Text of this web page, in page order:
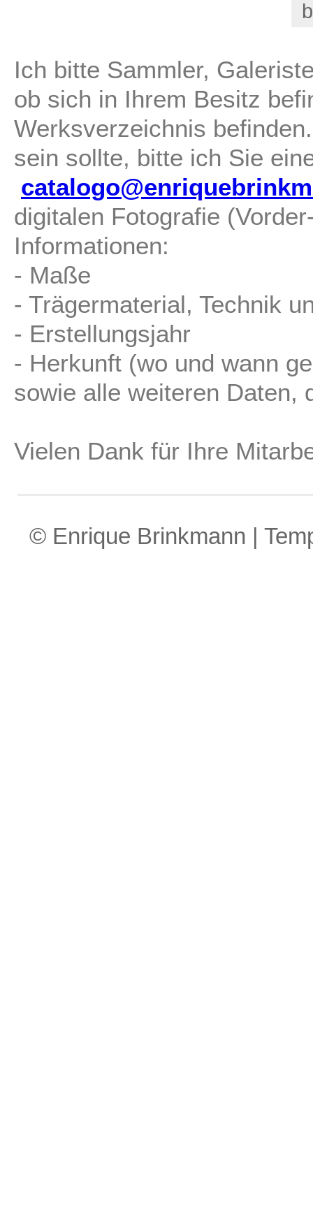
Ich bitte Sammler,
ob sich in Ihrem Besitz
Werksverzeichnis
sein sollte, bitte ich Sie
digitalen Fotografie
Informationen:
- Maße
- Trägermaterial, Technik
- Erstellungsjahr
- Herkunft (wo und wann
sowie alle weiteren Daten,
Vielen Dank für Ihre
© Enrique Brinkmann |